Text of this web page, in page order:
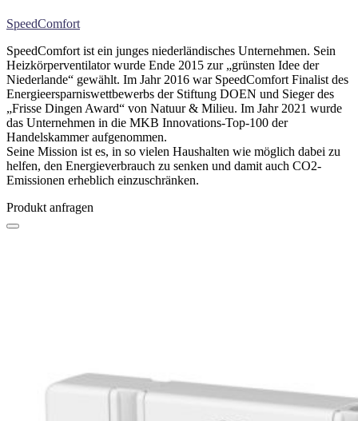
SpeedComfort
SpeedComfort ist ein junges niederländisches Unternehmen. Sein
Heizkörperventilator wurde Ende 2015 zur „grünsten Idee der
Niederlande“ gewählt. Im Jahr 2016 war SpeedComfort Finalist des
Energieersparniswettbewerbs der Stiftung DOEN und Sieger des
„Frisse Dingen Award“ von Natuur & Milieu. Im Jahr 2021 wurde
das Unternehmen in die MKB Innovations-Top-100 der
Handelskammer aufgenommen.
Seine Mission ist es, in so vielen Haushalten wie möglich dabei zu
helfen, den Energieverbrauch zu senken und damit auch CO2-
Emissionen erheblich einzuschränken.
Produkt anfragen